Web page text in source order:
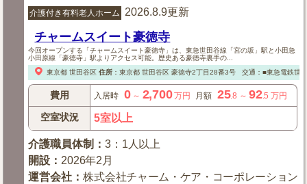
介護付き有料老人ホーム 2026.8.9更新
チャームスイート豪徳寺
今回オープンする「チャームスイート豪徳寺」は、東急世田谷線「宮の坂」駅と小田急
小田原線「豪徳寺」駅よりアクセス可能。歴史ある豪徳寺裏手の...
東京都 世田谷区 住所： 東京都 世田谷区豪徳寺2丁目28番3号 交通：■東急電鉄世
費用 入居時 0～ 2,700万円 月額 25.8 ～92.5 万円
空室状況 5室以上
介護職員体制 ：3：1人以上
開設 ：2026年2月
運営会社 ：株式会社チャーム・ケア・コーポレーション